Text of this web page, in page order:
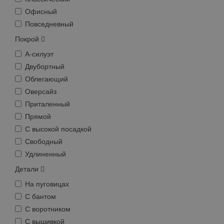
Офисный
Повседневный
Покрой
А-силуэт
Двубортный
Облегающий
Оверсайз
Приталенный
Прямой
С высокой посадкой
Свободный
Удлиненный
Детали
На пуговицах
С бантом
С воротником
С вышивкой